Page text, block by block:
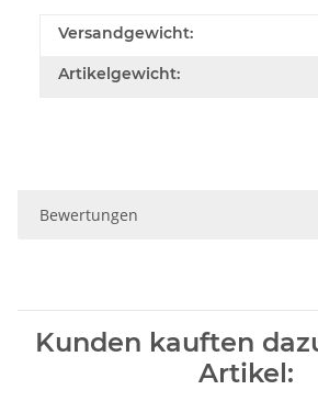
Versandgewicht:
Artikelgewicht:
Bewertungen
Kunden kauften
Artikel: